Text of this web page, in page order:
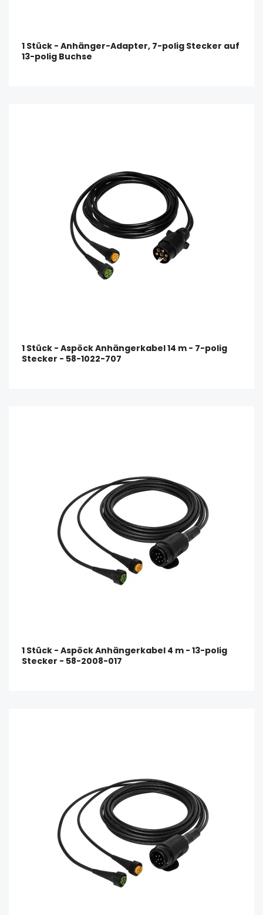
1 Stück - Anhänger-Adapter, 7-polig Stecker auf
13-polig Buchse
1 Stück - Aspöck Anhängerkabel 14 m - 7-polig
Stecker - 58-1022-707
1 Stück - Aspöck Anhängerkabel 4 m - 13-polig
Stecker - 58-2008-017